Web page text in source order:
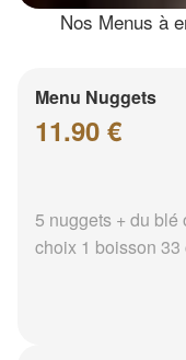
Nos Menus à
Menu Nuggets
11.90 €
5 nuggets + du blé
choix 1 boisson